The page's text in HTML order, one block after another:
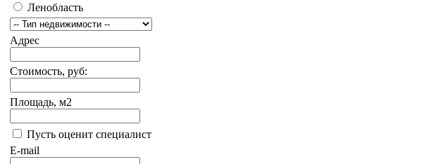
Ленобласть
Адрес
Стоимость, руб:
Площадь, м2
Пусть оценит специалист
E-mail